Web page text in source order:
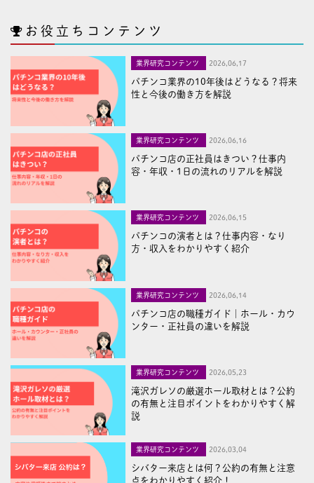
お役立ちコンテンツ
業界研究コンテンツ 2026,06,17
パチンコ業界の10年後はどうなる？将来
性と今後の働き方を解説
業界研究コンテンツ 2026,06,16
パチンコ店の正社員はきつい？仕事内
容・年収・1日の流れのリアルを解説
業界研究コンテンツ 2026,06,15
パチンコの演者とは？仕事内容・なり
方・収入をわかりやすく紹介
業界研究コンテンツ 2026,06,14
パチンコ店の職種ガイド｜ホール・カウ
ンター・正社員の違いを解説
業界研究コンテンツ 2026,05,23
滝沢ガレソの厳選ホール取材とは？公約
の有無と注目ポイントをわかりやすく解
説
業界研究コンテンツ 2026,03,04
シバター来店とは何？公約の有無と注意
点をわかりやすく紹介！